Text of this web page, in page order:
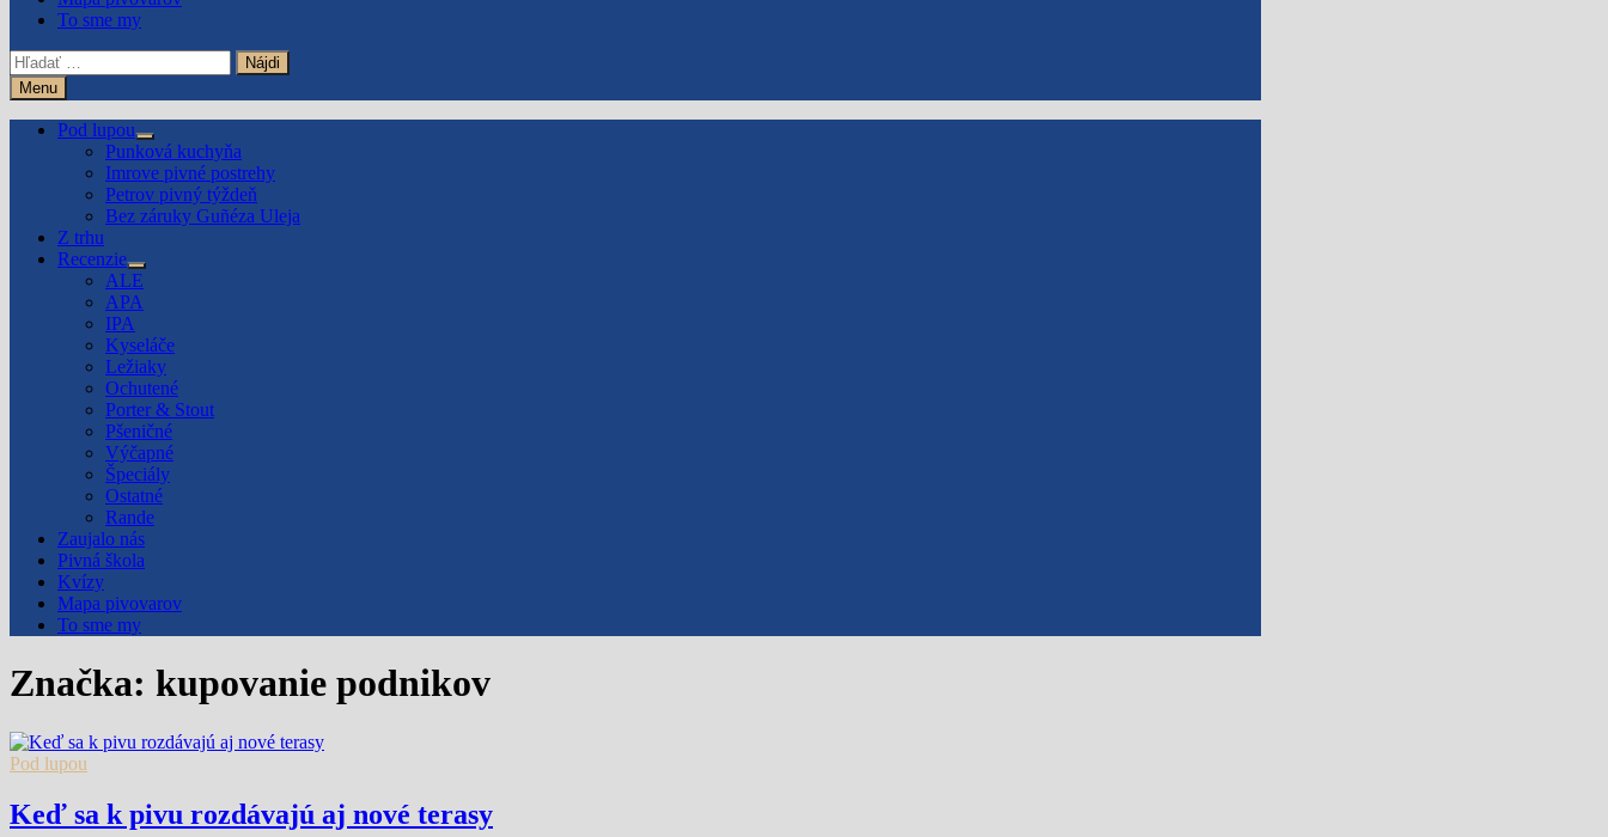
To sme my
Hľadať:
Menu
Pod lupou
Show
sub
menu
Punková kuchyňa
Imrove pivné postrehy
Petrov pivný týždeň
Bez záruky Guñéza Uleja
Z trhu
Recenzie
Show
sub
menu
ALE
APA
IPA
Kyseláče
Ležiaky
Ochutené
Porter & Stout
Pšeničné
Výčapné
Špeciály
Ostatné
Rande
Zaujalo nás
Pivná škola
Kvízy
Mapa pivovarov
To sme my
Značka: kupovanie podnikov
Pod lupou
Keď sa k pivu rozdávajú aj nové terasy